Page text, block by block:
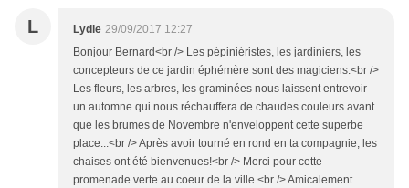
L Lydie 29/09/2017 12:27
Bonjour Bernard<br /> Les pépiniéristes, les jardiniers, les
concepteurs de ce jardin éphémère sont des magiciens.<br />
Les fleurs, les arbres, les graminées nous laissent entrevoir
un automne qui nous réchauffera de chaudes couleurs avant
que les brumes de Novembre n'enveloppent cette superbe
place...<br /> Après avoir tourné en rond en ta compagnie, les
chaises ont été bienvenues!<br /> Merci pour cette
promenade verte au coeur de la ville.<br /> Amicalement